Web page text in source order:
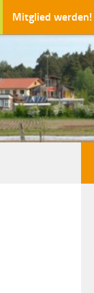
Mitglied werden!